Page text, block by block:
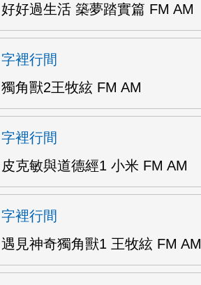
好好過生活 築夢踏實篇 FM AM
字裡行間
獨角獸2王牧絃 FM AM
字裡行間
皮克敏與道德經1 小米 FM AM
字裡行間
遇見神奇獨角獸1 王牧絃 FM AM